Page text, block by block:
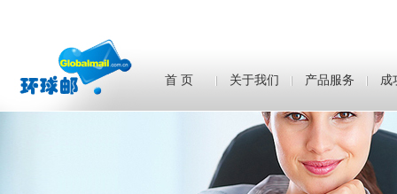
首 页 关于我们 产品服务 成